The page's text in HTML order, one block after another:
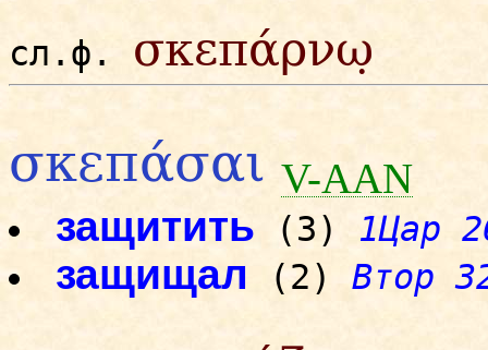
сл.ф. σκεπάρνω̣
σκεπάσαι V-AAN
защитить (3) 1Цар
защищал (2) Втор